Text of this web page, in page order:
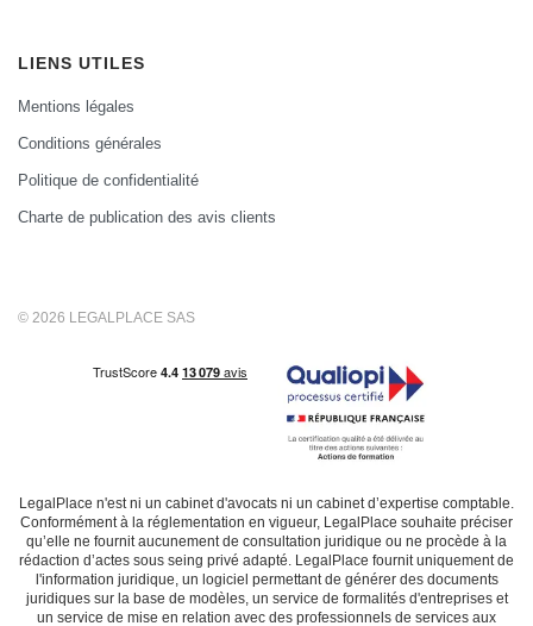
LIENS UTILES
Mentions légales
Conditions générales
Politique de confidentialité
Charte de publication des avis clients
© 2026 LEGALPLACE SAS
LegalPlace n'est ni un cabinet d'avocats ni un cabinet d’expertise comptable.
Conformément à la réglementation en vigueur, LegalPlace souhaite préciser
qu’elle ne fournit aucunement de consultation juridique ou ne procède à la
rédaction d’actes sous seing privé adapté. LegalPlace fournit uniquement de
l'information juridique, un logiciel permettant de générer des documents
juridiques sur la base de modèles, un service de formalités d'entreprises et
un service de mise en relation avec des professionnels de services aux